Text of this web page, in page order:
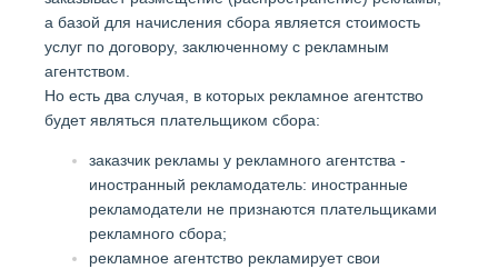
а базой для начисления сбора является стоимость
услуг по договору, заключенному с рекламным
агентством.
Но есть два случая, в которых рекламное агентство
будет являться плательщиком сбора:
заказчик рекламы у рекламного агентства -
иностранный рекламодатель: иностранные
рекламодатели не признаются плательщиками
рекламного сбора;
рекламное агентство рекламирует свои